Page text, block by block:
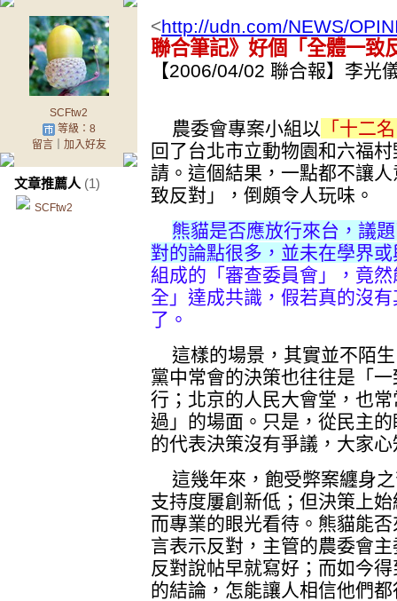
SCFtw2
等級：8
留言｜ 加入好友
文章推薦人 (1)
SCFtw2
<http://udn.com/NEWS/
聯合筆記》好個「全體一致
【2006/04/02 聯合報】李光
農委會專案小組以 「十二
回了台北市立動物園和六福
請。這個結果，一點都不讓
致反對」，倒頗令人玩味。
熊貓是否應放行來台，議
對的論點很多，並未在學界
組成的「審查委員會」，竟
全」達成共識，假若真的沒
了。
這樣的場景，其實並不陌
黨中常會的決策也往往是「
行；北京的人民大會堂，也
過」的場面。只是，從民主
的代表決策沒有爭議，大家
這幾年來，飽受弊案纏身
支持度屢創新低；但決策上
而專業的眼光看待。熊貓能
言表示反對，主管的農委會
反對說帖早就寫好；而如今
的結論，怎能讓人相信他們